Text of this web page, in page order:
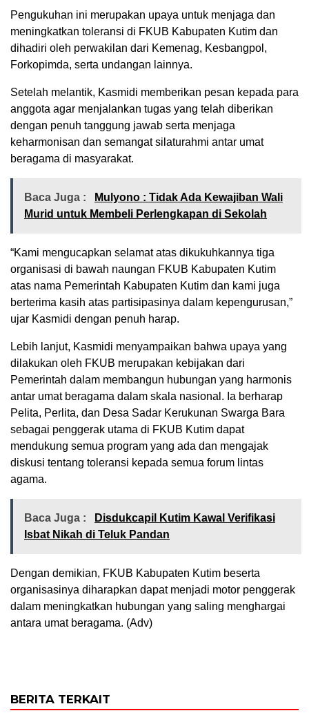
Pengukuhan ini merupakan upaya untuk menjaga dan
meningkatkan toleransi di FKUB Kabupaten Kutim dan
dihadiri oleh perwakilan dari Kemenag, Kesbangpol,
Forkopimda, serta undangan lainnya.
Setelah melantik, Kasmidi memberikan pesan kepada para
anggota agar menjalankan tugas yang telah diberikan
dengan penuh tanggung jawab serta menjaga
keharmonisan dan semangat silaturahmi antar umat
beragama di masyarakat.
Baca Juga :
Mulyono : Tidak Ada Kewajiban Wali
Murid untuk Membeli Perlengkapan di Sekolah
“Kami mengucapkan selamat atas dikukuhkannya tiga
organisasi di bawah naungan FKUB Kabupaten Kutim
atas nama Pemerintah Kabupaten Kutim dan kami juga
berterima kasih atas partisipasinya dalam kepengurusan,”
ujar Kasmidi dengan penuh harap.
Lebih lanjut, Kasmidi menyampaikan bahwa upaya yang
dilakukan oleh FKUB merupakan kebijakan dari
Pemerintah dalam membangun hubungan yang harmonis
antar umat beragama dalam skala nasional. Ia berharap
Pelita, Perlita, dan Desa Sadar Kerukunan Swarga Bara
sebagai penggerak utama di FKUB Kutim dapat
mendukung semua program yang ada dan mengajak
diskusi tentang toleransi kepada semua forum lintas
agama.
Baca Juga :
Disdukcapil Kutim Kawal Verifikasi
Isbat Nikah di Teluk Pandan
Dengan demikian, FKUB Kabupaten Kutim beserta
organisasinya diharapkan dapat menjadi motor penggerak
dalam meningkatkan hubungan yang saling menghargai
antara umat beragama. (Adv)
BERITA TERKAIT